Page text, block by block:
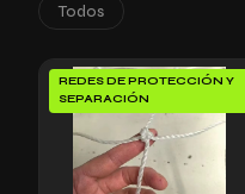
Todos
REDES DE PROTECCIÓN Y
SEPARACIÓN